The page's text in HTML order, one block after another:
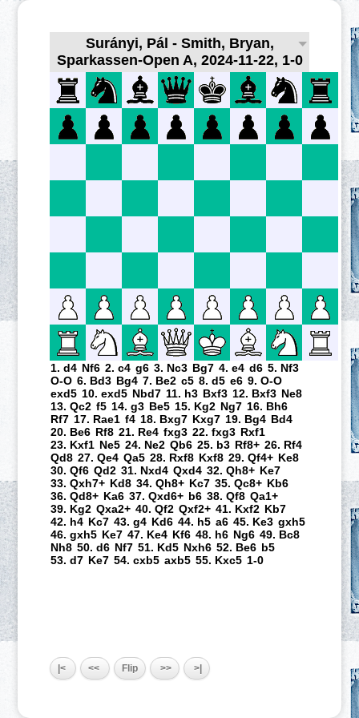
Surányi, Pál - Smith, Bryan,
Sparkassen-Open A, 2024-11-22, 1-0
1. d4 Nf6 2. c4 g6 3. Nc3 Bg7 4. e4 d6 5. Nf3
O-O 6. Bd3 Bg4 7. Be2 c5 8. d5 e6 9. O-O
exd5 10. exd5 Nbd7 11. h3 Bxf3 12. Bxf3 Ne8
13. Qc2 f5 14. g3 Be5 15. Kg2 Ng7 16. Bh6
Rf7 17. Rae1 f4 18. Bxg7 Kxg7 19. Bg4 Bd4
20. Be6 Rf8 21. Re4 fxg3 22. fxg3 Rxf1
23. Kxf1 Ne5 24. Ne2 Qb6 25. b3 Rf8+ 26. Rf4
Qd8 27. Qe4 Qa5 28. Rxf8 Kxf8 29. Qf4+ Ke8
30. Qf6 Qd2 31. Nxd4 Qxd4 32. Qh8+ Ke7
33. Qxh7+ Kd8 34. Qh8+ Kc7 35. Qc8+ Kb6
36. Qd8+ Ka6 37. Qxd6+ b6 38. Qf8 Qa1+
39. Kg2 Qxa2+ 40. Qf2 Qxf2+ 41. Kxf2 Kb7
42. h4 Kc7 43. g4 Kd6 44. h5 a6 45. Ke3 gxh5
46. gxh5 Ke7 47. Ke4 Kf6 48. h6 Ng6 49. Bc8
Nh8 50. d6 Nf7 51. Kd5 Nxh6 52. Be6 b5
53. d7 Ke7 54. cxb5 axb5 55. Kxc5 1-0
|< << Flip >> >|